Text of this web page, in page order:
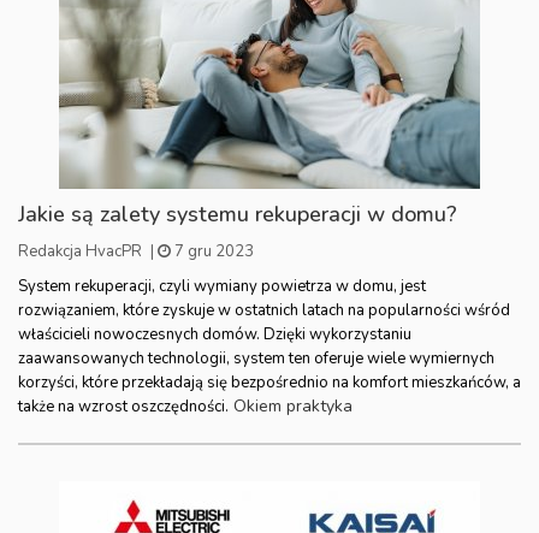
Jakie są zalety systemu rekuperacji w domu?
Redakcja HvacPR |
7 gru 2023
System rekuperacji, czyli wymiany powietrza w domu, jest
rozwiązaniem, które zyskuje w ostatnich latach na popularności wśród
właścicieli nowoczesnych domów. Dzięki wykorzystaniu
zaawansowanych technologii, system ten oferuje wiele wymiernych
korzyści, które przekładają się bezpośrednio na komfort mieszkańców, a
także na wzrost oszczędności. Okiem praktyka